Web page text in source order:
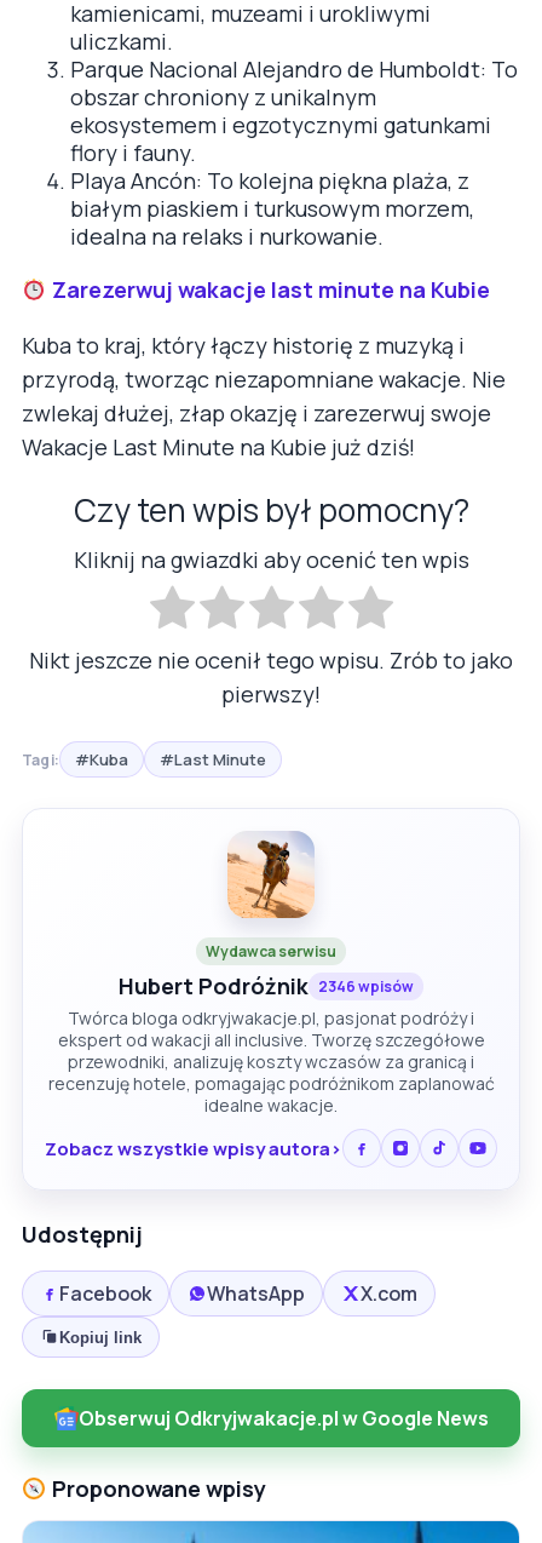
kamienicami, muzeami i urokliwymi
uliczkami.
Parque Nacional Alejandro de Humboldt: To
obszar chroniony z unikalnym
ekosystemem i egzotycznymi gatunkami
flory i fauny.
Playa Ancón: To kolejna piękna plaża, z
białym piaskiem i turkusowym morzem,
idealna na relaks i nurkowanie.
Zarezerwuj wakacje last minute na Kubie
Kuba to kraj, który łączy historię z muzyką i
przyrodą, tworząc niezapomniane wakacje. Nie
zwlekaj dłużej, złap okazję i zarezerwuj swoje
Wakacje Last Minute na Kubie już dziś!
Czy ten wpis był pomocny?
Kliknij na gwiazdki aby ocenić ten wpis
Nikt jeszcze nie ocenił tego wpisu. Zrób to jako
pierwszy!
Tagi: #Kuba #Last Minute
Wydawca serwisu
Hubert Podróżnik 2346 wpisów
Twórca bloga odkryjwakacje.pl, pasjonat podróży i
ekspert od wakacji all inclusive. Tworzę szczegółowe
przewodniki, analizuję koszty wczasów za granicą i
recenzuję hotele, pomagając podróżnikom zaplanować
idealne wakacje.
Zobacz wszystkie wpisy autora
Udostępnij
Facebook WhatsApp X.com
Kopiuj link
Obserwuj Odkryjwakacje.pl w Google News
Proponowane wpisy